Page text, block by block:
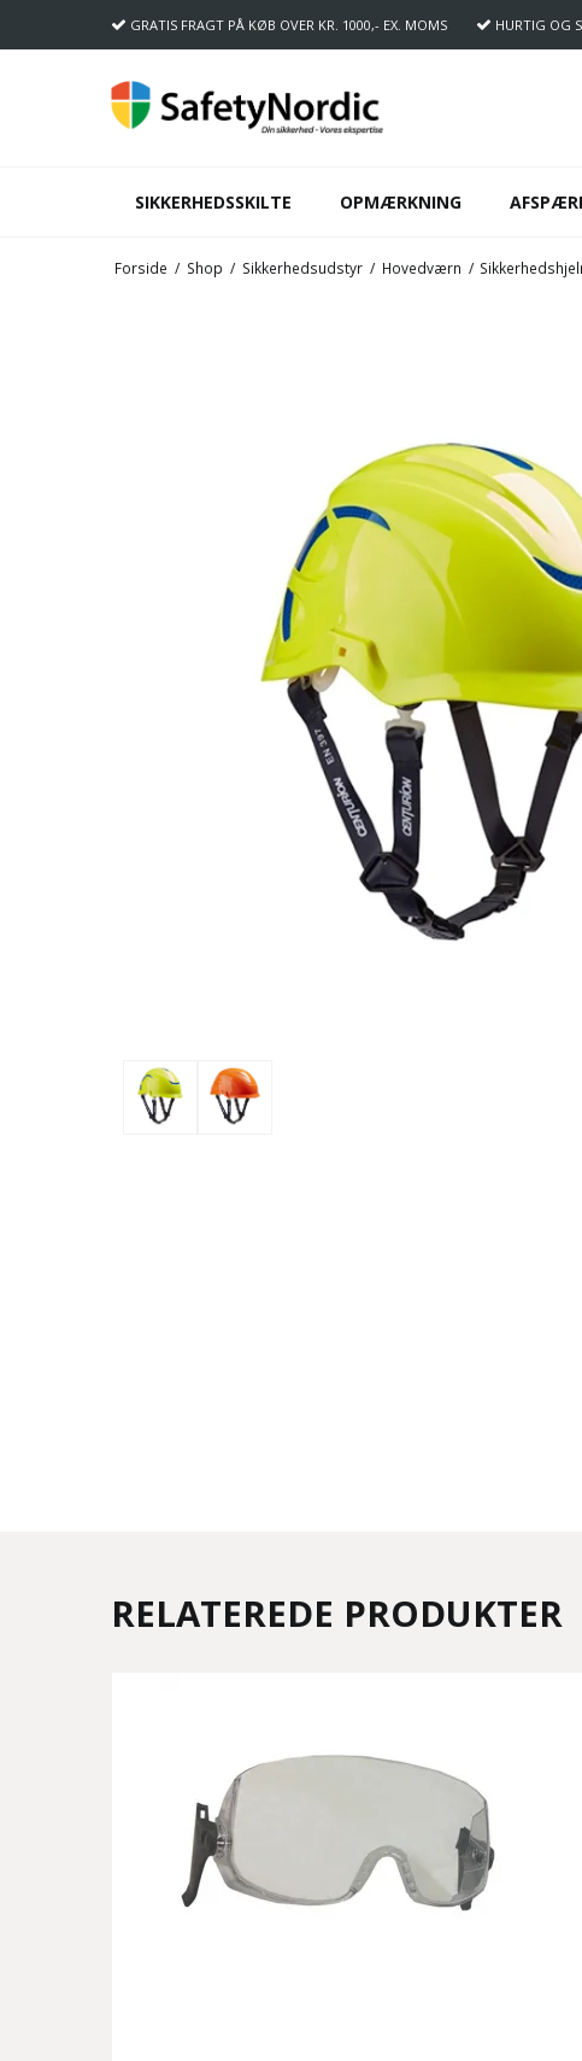
GRATIS FRAGT PÅ KØB OVER KR. 1000,- EX. MOMS HURTIG OG
SIKKERHEDSSKILTE OPMÆRKNING
Forside / Shop / Sikkerhedsudstyr / Hovedværn /
RELATEREDE PRODUKTER